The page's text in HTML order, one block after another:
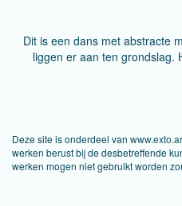
Dit is een dans met abstracte
liggen er aan ten grondslag.
Deze site is onderdeel van
werken berust bij de desbetreffende
werken mogen niet gebruikt worden